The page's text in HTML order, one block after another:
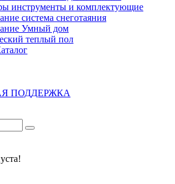
инструменты и комплектующие
система снеготаяния
Умный дом
теплый пол
ПОДДЕРЖКА